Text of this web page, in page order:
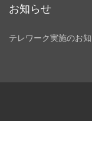
お知らせ
テレワーク実施のお